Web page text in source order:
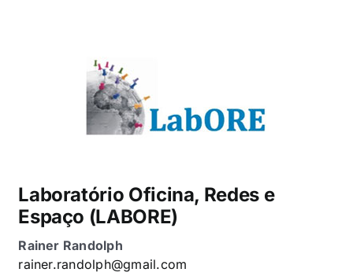
Laboratório Oficina, Redes e
Espaço (LABORE)
Rainer Randolph
rainer.randolph@gmail.com